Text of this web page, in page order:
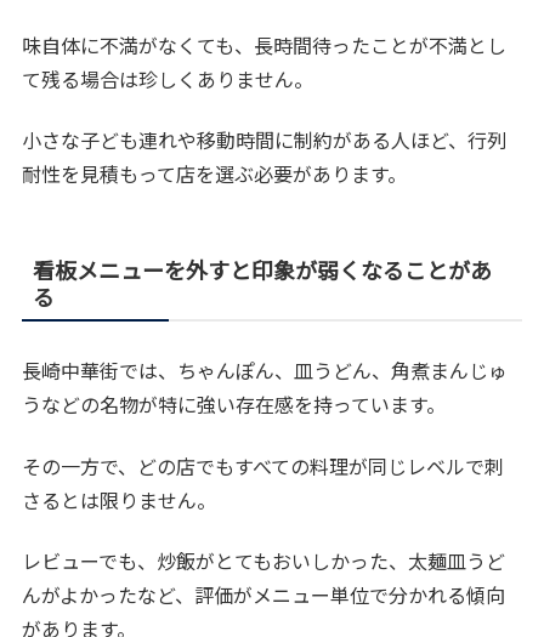
味自体に不満がなくても、長時間待ったことが不満とし
て残る場合は珍しくありません。
小さな子ども連れや移動時間に制約がある人ほど、行列
耐性を見積もって店を選ぶ必要があります。
看板メニューを外すと印象が弱くなることがあ
る
長崎中華街では、ちゃんぽん、皿うどん、角煮まんじゅ
うなどの名物が特に強い存在感を持っています。
その一方で、どの店でもすべての料理が同じレベルで刺
さるとは限りません。
レビューでも、炒飯がとてもおいしかった、太麺皿うど
んがよかったなど、評価がメニュー単位で分かれる傾向
があります。